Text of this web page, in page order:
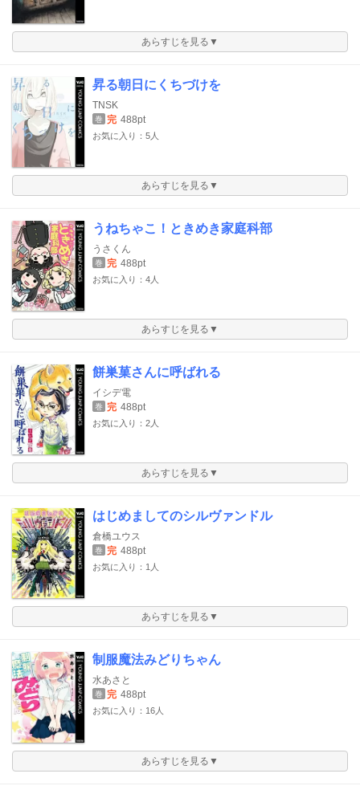
あらすじを見る▼
昇る朝日にくちづけを
TNSK
巻 完 488pt
お気に入り：5人
あらすじを見る▼
うねちゃこ！ときめき家庭科部
うさくん
巻 完 488pt
お気に入り：4人
あらすじを見る▼
餅巣菓さんに呼ばれる
イシデ電
巻 完 488pt
お気に入り：2人
あらすじを見る▼
はじめましてのシルヴァンドル
倉橋ユウス
巻 完 488pt
お気に入り：1人
あらすじを見る▼
制服魔法みどりちゃん
水あさと
巻 完 488pt
お気に入り：16人
あらすじを見る▼